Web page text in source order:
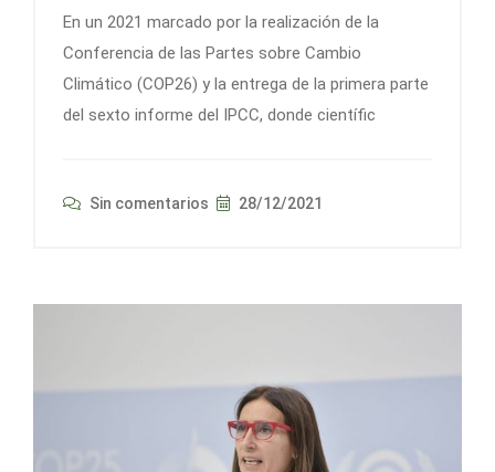
En un 2021 marcado por la realización de la
Conferencia de las Partes sobre Cambio
Climático (COP26) y la entrega de la primera parte
del sexto informe del IPCC, donde científic
Sin comentarios 28/12/2021